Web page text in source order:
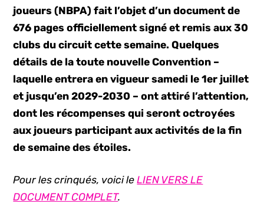
joueurs (NBPA) fait l’objet d’un document de
676 pages officiellement signé et remis aux 30
clubs du circuit cette semaine. Quelques
détails de la toute nouvelle Convention –
laquelle entrera en vigueur samedi le 1er juillet
et jusqu’en 2029-2030 – ont attiré l’attention,
dont les récompenses qui seront octroyées
aux joueurs participant aux activités de la fin
de semaine des étoiles.
Pour les crinqués, voici leLIEN VERS LE
DOCUMENT COMPLET.